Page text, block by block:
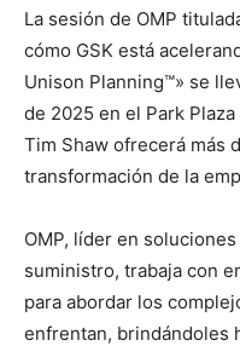
La sesión de OMP
cómo GSK está
Unison Planning™» se
de 2025 en el Park
Tim Shaw ofrecerá más
transformación de la
OMP, líder en
suministro, trabaja con
para abordar los
enfrentan, brindándoles